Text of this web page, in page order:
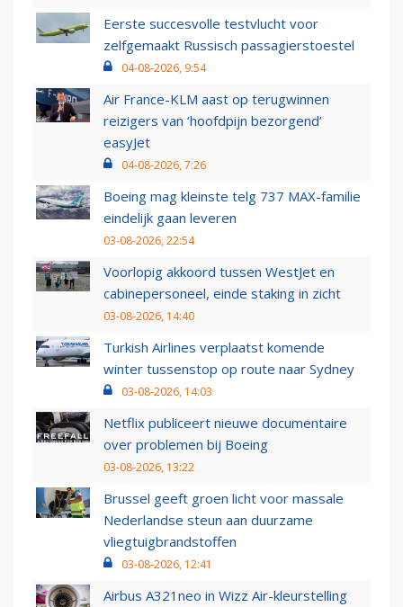
Eerste succesvolle testvlucht voor
zelfgemaakt Russisch passagierstoestel
04-08-2026, 9:54
Air France-KLM aast op terugwinnen
reizigers van ‘hoofdpijn bezorgend’
easyJet
04-08-2026, 7:26
Boeing mag kleinste telg 737 MAX-familie
eindelijk gaan leveren
03-08-2026, 22:54
Voorlopig akkoord tussen WestJet en
cabinepersoneel, einde staking in zicht
03-08-2026, 14:40
Turkish Airlines verplaatst komende
winter tussenstop op route naar Sydney
03-08-2026, 14:03
Netflix publiceert nieuwe documentaire
over problemen bij Boeing
03-08-2026, 13:22
Brussel geeft groen licht voor massale
Nederlandse steun aan duurzame
vliegtuigbrandstoffen
03-08-2026, 12:41
Airbus A321neo in Wizz Air-kleurstelling